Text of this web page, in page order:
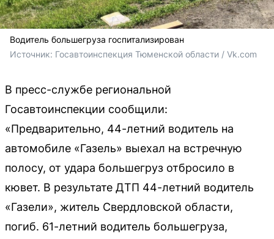
Водитель большегруза госпитализирован
Источник: Госавтоинспекция Тюменской области / Vk.com
В пресс-службе региональной
Госавтоинспекции сообщили:
«Предварительно, 44-летний водитель на
автомобиле «Газель» выехал на встречную
полосу, от удара большегруз отбросило в
кювет. В результате ДТП 44-летний водитель
«Газели», житель Свердловской области,
погиб. 61-летний водитель большегруза,